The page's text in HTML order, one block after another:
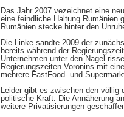
Das Jahr 2007 vezeichnet eine
eine feindliche Haltung Rumänien
Rumänien stecke hinter den
Die Linke sandte 2009 der
bereits während der
Unternehmen unter den Nagel
Regierungszeiten Voronins mit
mehrere FastFood- und
Leider gibt es zwischen den völlig
politische Kraft. Die Annäherung
weitere Privatisierungen